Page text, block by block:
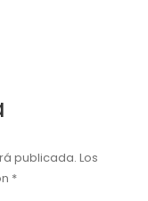
publicada. Los
*